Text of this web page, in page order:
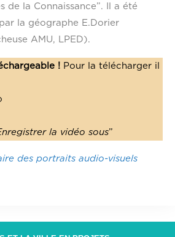
de la Connaissance”. Il a été
la géographe E.Dorier
AMU, LPED).
! Pour la télécharger il
la vidéo sous”
des portraits audio-visuels